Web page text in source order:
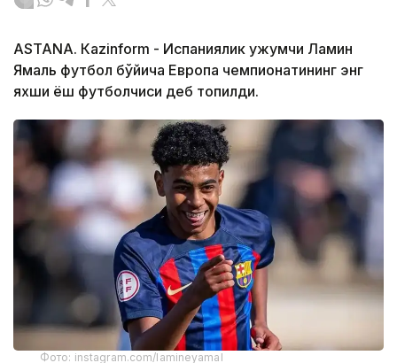
ASTANА. Кazinform - Испаниялик ҳужумчи Ламин
Ямаль футбол бўйича Европа чемпионатининг энг
яхши ёш футболчиси деб топилди.
Фото: instagram.com/lamineyamal